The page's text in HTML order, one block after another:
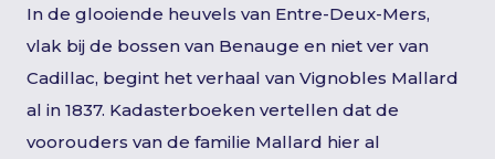
In de glooiende heuvels van Entre-Deux-Mers,
vlak bij de bossen van Benauge en niet ver van
Cadillac, begint het verhaal van Vignobles Mallard
al in 1837. Kadasterboeken vertellen dat de
voorouders van de familie Mallard hier al